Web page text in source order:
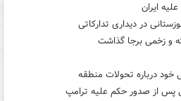
ایران
در دیداری تدارکاتی
و زخمی برجا گذاشت
خود درباره تحولات منطقه
پس از صدور حکم علیه ترامپ